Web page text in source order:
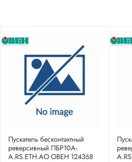
Пускатель бесконтактный
реверсивный ПБР10А-
A.RS.ETH.АО ОВЕН 124368